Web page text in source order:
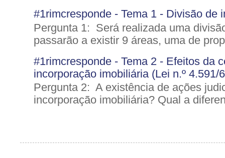
#1rimcresponde - Tema 1 - Divisão de
Pergunta 1: Será realizada uma
passarão a existir 9 áreas, uma de
#1rimcresponde - Tema 2 - Efeitos da
incorporação imobiliária (Lei n.º
Pergunta 2: A existência de ações
incorporação imobiliária? Qual a